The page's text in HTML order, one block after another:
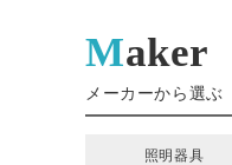
Maker
メーカーから選ぶ
照明器具